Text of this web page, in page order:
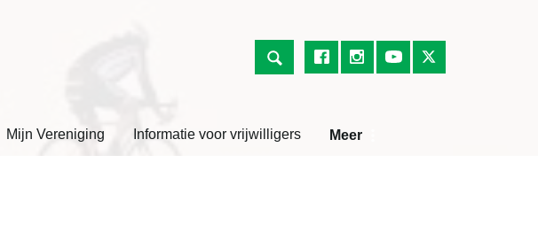
Mijn Vereniging Informatie voor vrijwilligers Meer